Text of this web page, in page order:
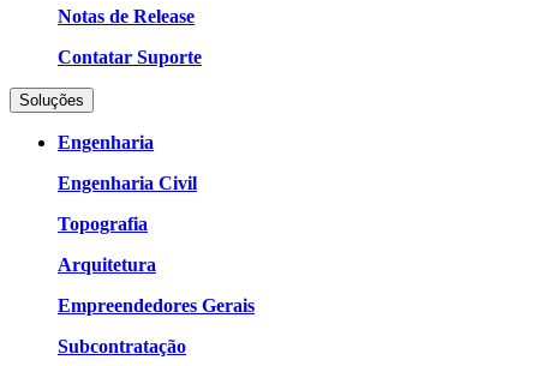
Notas de Release
Contatar Suporte
Soluções
Engenharia
Engenharia Civil
Topografia
Arquitetura
Empreendedores Gerais
Subcontratação